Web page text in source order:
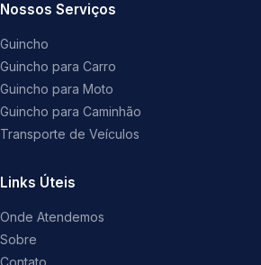
Nossos Serviços
Guincho
Guincho para Carro
Guincho para Moto
Guincho para Caminhão
Transporte de Veículos
Links Úteis
Onde Atendemos
Sobre